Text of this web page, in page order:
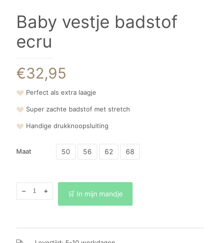
Baby vestje badstof
ecru
€32,95
Perfect als extra laagje
Super zachte badstof met stretch
Handige drukknoopsluiting
Maat 50 56 62 68
vestje
🛒 In mijn mandje